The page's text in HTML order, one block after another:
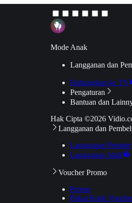
Mode Anak
Langganan dan
Hubungkan ke TV
Pengaturan
Bantuan dan
Hak Cipta ©2026
Langganan dan
Langganan Premier
Langganan Aktif
Voucher Promo
Promo
Pakai Kode